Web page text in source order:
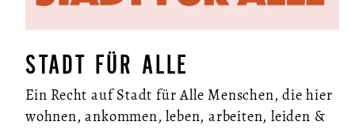
STADT FÜR ALLE
Ein Recht auf Stadt für Alle Menschen, die hier
wohnen, ankommen, leben, arbeiten, leiden &